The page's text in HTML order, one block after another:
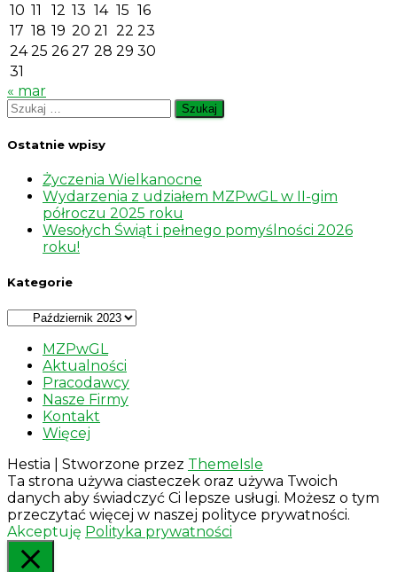
10 11 12 13 14 15 16
17 18 19 20 21 22 23
24 25 26 27 28 29 30
31
« mar
Szukaj:
Ostatnie wpisy
Życzenia Wielkanocne
Wydarzenia z udziałem MZPwGL w II-gim
półroczu 2025 roku
Wesołych Świąt i pełnego pomyślności 2026
roku!
Kategorie
Kategorie
MZPwGL
Aktualności
Pracodawcy
Nasze Firmy
Kontakt
Więcej
Hestia | Stworzone przez ThemeIsle
Ta strona używa ciasteczek oraz używa Twoich
danych aby świadczyć Ci lepsze usługi. Możesz o tym
przeczytać więcej w naszej polityce prywatności.
Akceptuję Polityka prywatności